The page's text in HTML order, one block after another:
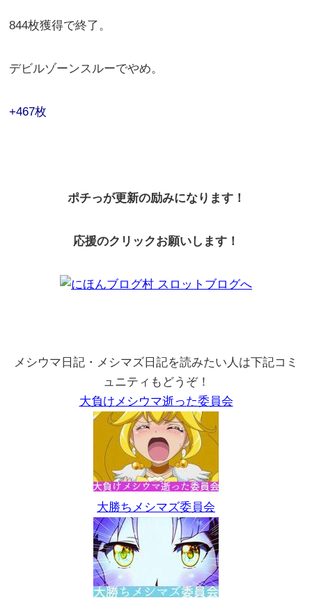
844枚獲得で終了。
デビルゾーンスルーでやめ。
+467枚
ポチっが更新の励みになります！
応援のクリックお願いします！
メシウマ日記・メシマズ日記を読みたい人は下記コミ
ュニティもどうぞ！
大負けメシウマ逝った委員会
大勝ちメシマズ委員会